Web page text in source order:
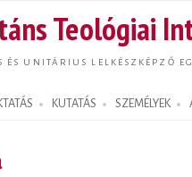
Teológiai
ÉS UNITÁRIUS LELKÉSZKÉPZŐ
KUTATÁS SZEMÉLYEK